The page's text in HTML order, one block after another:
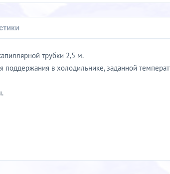
трубки 2,5 м.
поддержания в холодильнике, заданной